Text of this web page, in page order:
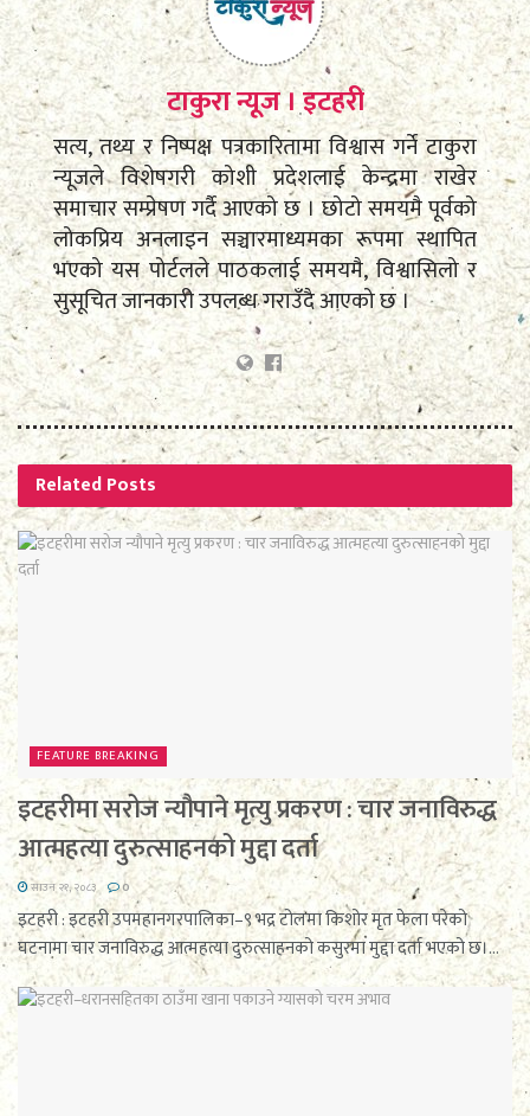
टाकुरा न्यूज । इटहरी
सत्य, तथ्य र निष्पक्ष पत्रकारितामा विश्वास गर्ने टाकुरा
न्यूजले विशेषगरी कोशी प्रदेशलाई केन्द्रमा राखेर
समाचार सम्प्रेषण गर्दै आएको छ । छोटो समयमै पूर्वको
लोकप्रिय अनलाइन सञ्चारमाध्यमका रूपमा स्थापित
भएको यस पोर्टलले पाठकलाई समयमै, विश्वासिलो र
सुसूचित जानकारी उपलब्ध गराउँदै आएको छ ।
RelatedPosts
FEATURE BREAKING
इटहरीमा सरोज न्यौपाने मृत्यु प्रकरण : चार जनाविरुद्ध
आत्महत्या दुरुत्साहनको मुद्दा दर्ता
साउन २१, २०८३ 0
इटहरी : इटहरी उपमहानगरपालिका–९ भद्र टोलमा किशोर मृत फेला परेको
घटनामा चार जनाविरुद्ध आत्महत्या दुरुत्साहनको कसुरमा मुद्दा दर्ता भएको छ।...